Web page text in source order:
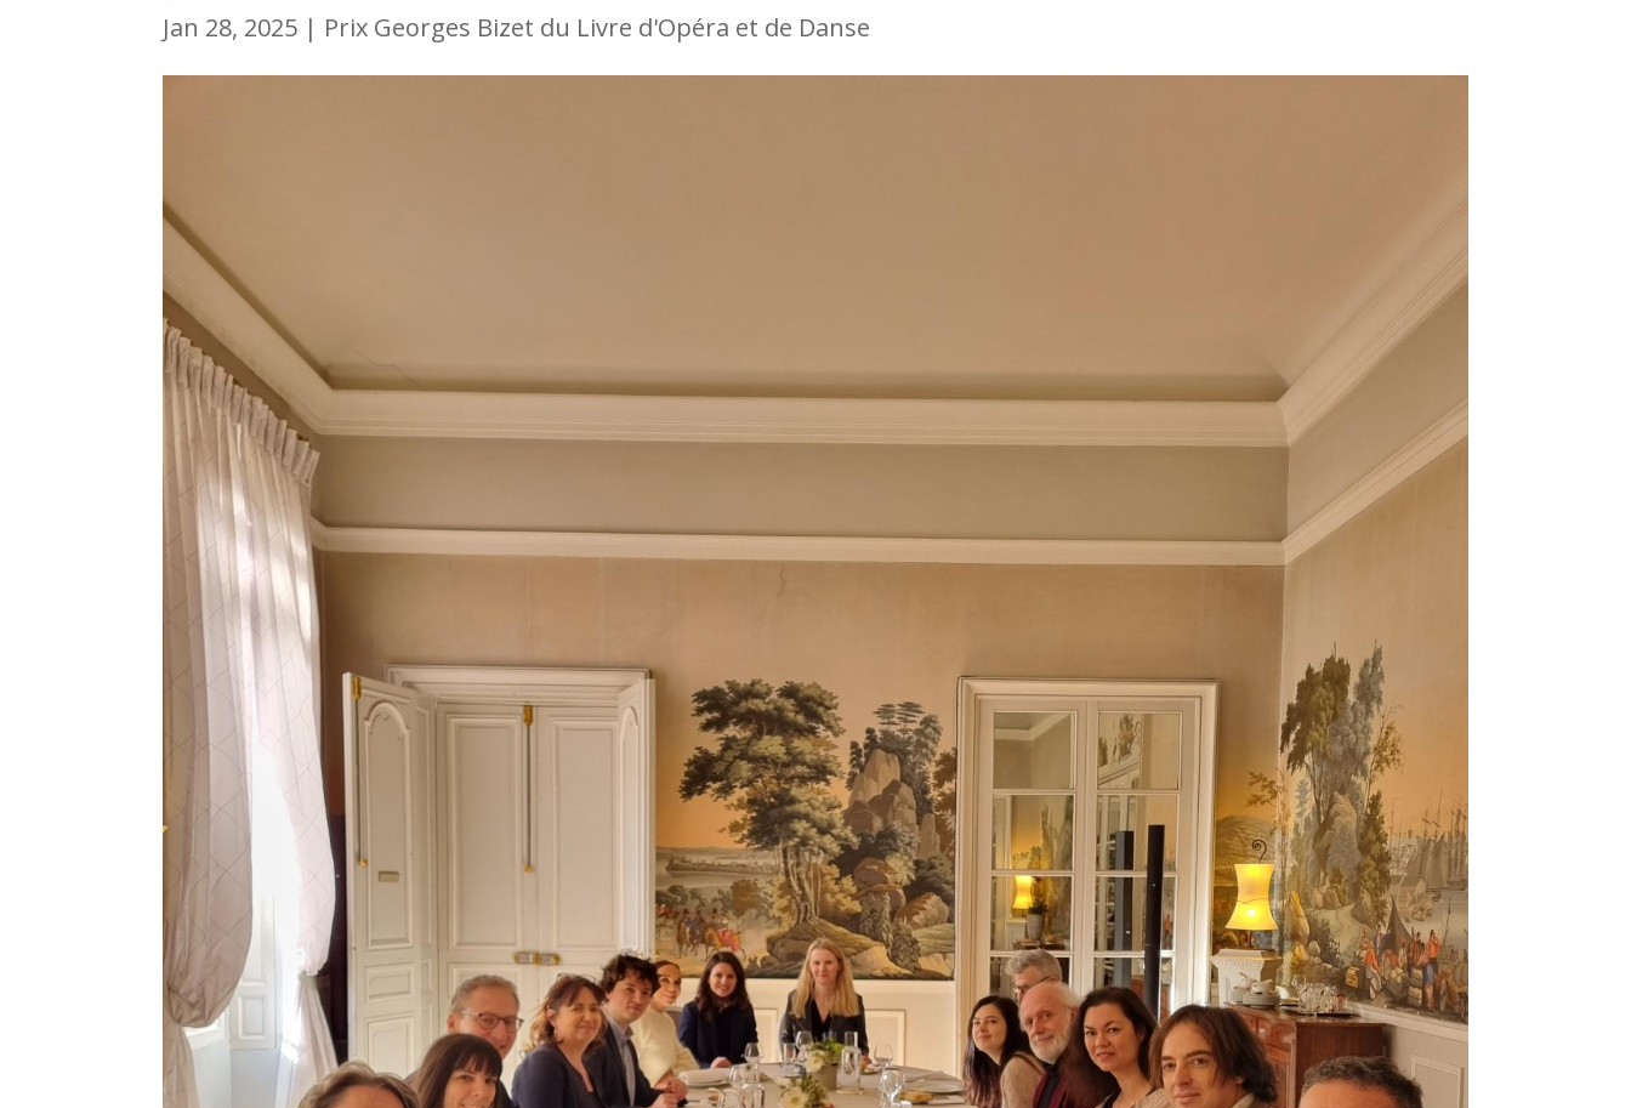
Jan 28, 2025 | Prix Georges Bizet du Livre d'Opéra et de Danse